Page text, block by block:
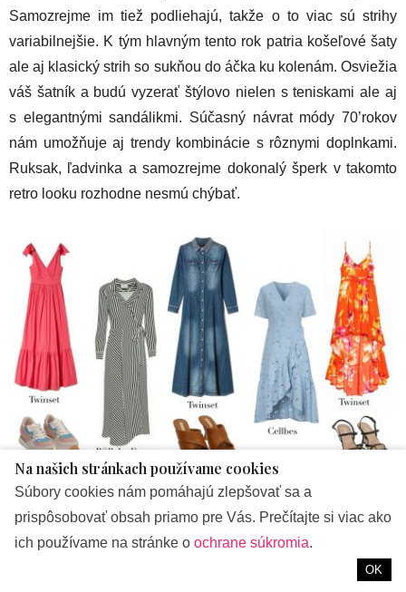
Samozrejme im tiež podliehajú, takže o to viac sú strihy
variabilnejšie. K tým hlavným tento rok patria košeľové šaty
ale aj klasický strih so sukňou do áčka ku kolenám. Osviežia
váš šatník a budú vyzerať štýlovo nielen s teniskami ale aj
s elegantnými sandálikmi. Súčasný návrat módy 70’rokov
nám umožňuje aj trendy kombinácie s rôznymi doplnkami.
Ruksak, ľadvinka a samozrejme dokonalý šperk v takomto
retro looku rozhodne nesmú chýbať.
cellbes.sk|primadonnacollection.sk
Zdroj foto: Twinset, Cellbes.sk, La Femme, , Björn Borg –
upbrands.sk, primadonnacollection.sk
Na našich stránkach používame cookies
Súbory cookies nám pomáhajú zlepšovať sa a
prispôsobovať obsah priamo pre Vás. Prečítajte si viac ako
ich používame na stránke o ochrane súkromia.
OK